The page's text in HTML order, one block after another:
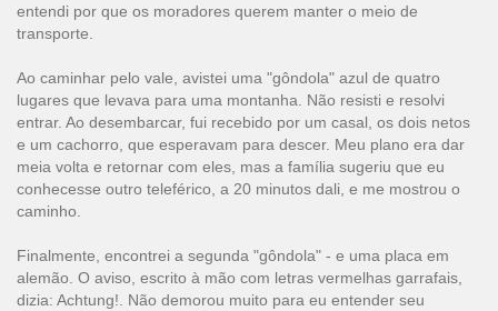
entendi por que os moradores querem manter o meio de
transporte.
Ao caminhar pelo vale, avistei uma "gôndola" azul de quatro
lugares que levava para uma montanha. Não resisti e resolvi
entrar. Ao desembarcar, fui recebido por um casal, os dois netos
e um cachorro, que esperavam para descer. Meu plano era dar
meia volta e retornar com eles, mas a família sugeriu que eu
conhecesse outro teleférico, a 20 minutos dali, e me mostrou o
caminho.
Finalmente, encontrei a segunda "gôndola" - e uma placa em
alemão. O aviso, escrito à mão com letras vermelhas garrafais,
dizia: Achtung!. Não demorou muito para eu entender seu